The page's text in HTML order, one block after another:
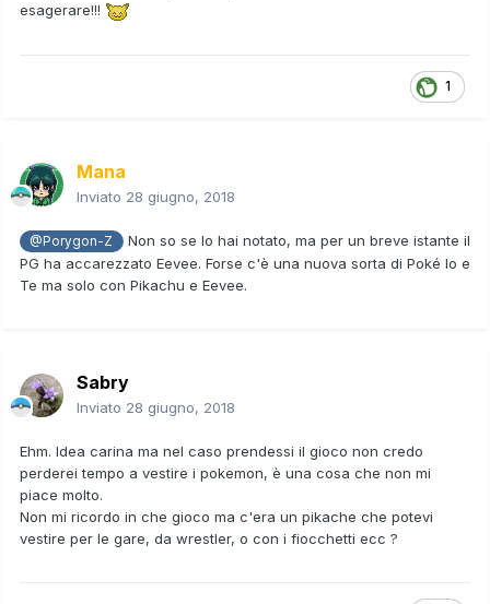
esagerare!!!
1
Mana
Inviato 28 giugno, 2018
@Porygon-Z
Non so se lo hai notato, ma per un breve istante il
PG ha accarezzato Eevee. Forse c'è una nuova sorta di Poké Io e
Te ma solo con Pikachu e Eevee.
Sabry
Inviato 28 giugno, 2018
Ehm. Idea carina ma nel caso prendessi il gioco non credo
perderei tempo a vestire i pokemon, è una cosa che non mi
piace molto.
Non mi ricordo in che gioco ma c'era un pikache che potevi
vestire per le gare, da wrestler, o con i fiocchetti ecc ?